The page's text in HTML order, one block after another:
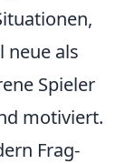
neue als
Spieler
motiviert.
Frag-